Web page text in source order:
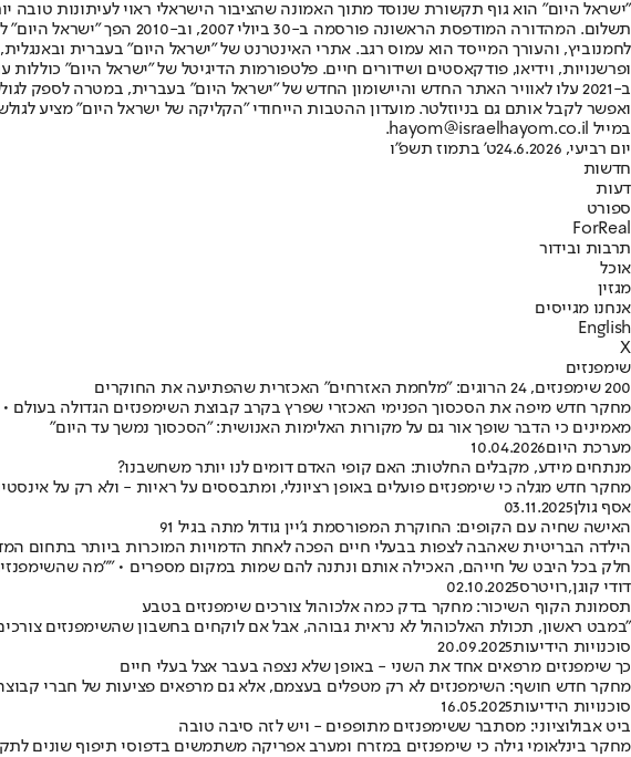
"ישראל היום" הוא גוף תקשורת שנוסד מתוך האמונה שהציבור הישראלי ראוי לעיתונות טובה
תשלום. המהדורה המודפסת
ופרשנויות, וידיאו, פודקאסטים ושידורים חיים. פלטפורמות הדיגיטל של "ישראל היום" כוללות
ב-2021 עלו לאוויר האתר החדש והיישומון החדש של "ישראל היום" בעברית, במטרה
ואפשר לקבל אותם גם בניוזלטר. מועדון ההטבות הייחודי "הקליקה של ישראל היום" מציע
במייל hayom@israelhayom.co.il.
יום רביעי, 24.6.2026
ט' בתמוז תשפ"ו
חדשות
דעות
ספורט
ForReal
תרבות ובידור
אוכל
מגזין
אנחנו מגייסים
English
X
שימפנזים
200 שימפנזים, 24 הרוגים: "מלחמת האזרחים" האכזרית שהפתיעה את החוקרים
מחקר חדש מיפה את הסכסוך הפנימי האכזרי שפרץ בקרב קבוצת השימפנזים הגדולה בעולם
מאמינים כי הדבר שופך אור גם על מקורות האלימות האנושית: ״הסכסוך נמשך עד היום״
מערכת היום10.04.2026
מנתחים מידע, מקבלים החלטות: האם קופי האדם דומים לנו יותר משחשבנו?
מחקר חדש מגלה כי שימפנזים פועלים באופן רציונלי, ומתבססים על ראיות - ולא רק על
אסף גולן03.11.2025
האישה שחיה עם הקופים: החוקרת המפורסמת ג'יין גודול מתה בגיל 91
הילדה הבריטית שאהבה לצפות בבעלי חיים הפכה לאחת הדמויות המוכרות ביותר בתחום
חלק בכל היבט של חייהם, האכילה אותם ונתנה להם שמות במקום מספרים • "״מה
דודי קוגן,רויטרס02.10.2025
תסמונת הקוף השיכור: מחקר בדק כמה אלכוהול צורכים שימפנזים בטבע
"במבט ראשון, תכולת האלכוהול לא נראית גבוהה, אבל אם לוקחים בחשבון שהשימפנזים צורכים פירות בכמות השווה ל-5-10 אחוזים ממשקל גופם מדי יום, הכמות
סוכנויות הידיעות20.09.2025
כך שימפנזים מרפאים אחד את השני - באופן שלא נצפה בעבר אצל בעלי חיים
מחקר חדש חושף: השימפנזים לא רק מטפלים בעצמם, אלא גם מרפאים פציעות של חברי
סוכנויות הידיעות16.05.2025
ביט אבולוציוני: מסתבר ששימפנזים מתופפים - ויש לזה סיבה טובה
מחקר בינלאומי גילה כי שימפנזים במזרח ומערב אפריקה משתמשים בדפוסי תיפוף שונים